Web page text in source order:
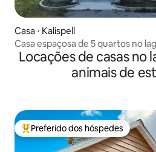
Casa ⋅ Kalispell
Casa espaçosa de 5 quartos no
Locações de casas no
animais de
Entre os melhores preferidos dos
Preferido dos hóspedes